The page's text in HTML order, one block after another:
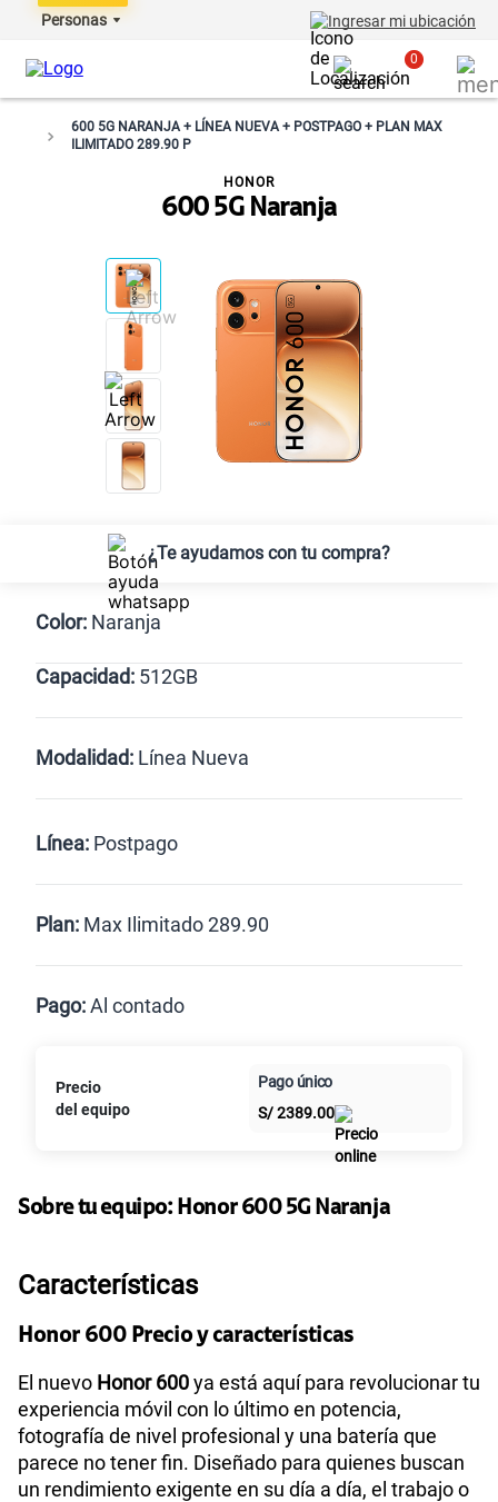
Personas Ingresar mi ubicación
0
600 5G NARANJA + LÍNEA NUEVA + POSTPAGO + PLAN MAX
ILIMITADO 289.90 P
600 5G Naranja
HONOR
¿Te ayudamos con tu compra?
Color: Naranja
Naranja
Capacidad: 512GB
512GB
Modalidad: Línea Nueva
Renovación Celular liberado
Línea: Postpago
Postpago
Plan: Max Ilimitado 289.90
125GBen alta velocidad
Paga solo
110GBen alta velocidad
S/69.90
Pago:Al contado
Al contado Cuotas Claro
Precio
del equipo
Pago único
S/2389.00
Sobre tu equipo: Honor 600 5G Naranja
Características
Honor 600 Precio y características
El nuevo Honor 600ya está aquí para revolucionar tu
experiencia móvil con lo último en potencia,
fotografía de nivel profesional y una batería que
parece no tener fin. Diseñado para quienes buscan
un rendimiento exigente en su día a día, el trabajo o